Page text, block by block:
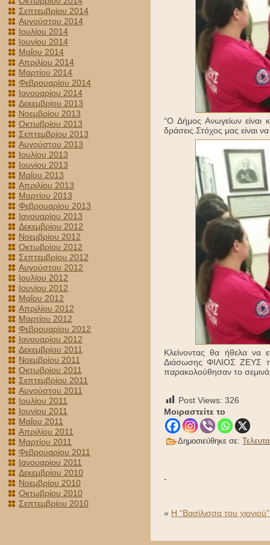
Σεπτεμβρίου 2014
Αυγούστου 2014
Ιουλίου 2014
Ιουνίου 2014
Μαΐου 2014
Απριλίου 2014
Μαρτίου 2014
Φεβρουαρίου 2014
Ιανουαρίου 2014
Δεκεμβρίου 2013
Νοεμβρίου 2013
Οκτωβρίου 2013
Σεπτεμβρίου 2013
Αυγούστου 2013
Ιουλίου 2013
Ιουνίου 2013
Μαΐου 2013
Απριλίου 2013
Μαρτίου 2013
Φεβρουαρίου 2013
Ιανουαρίου 2013
Δεκεμβρίου 2012
Νοεμβρίου 2012
Οκτωβρίου 2012
Σεπτεμβρίου 2012
Αυγούστου 2012
Ιουλίου 2012
Ιουνίου 2012
Μαΐου 2012
Απριλίου 2012
Μαρτίου 2012
Φεβρουαρίου 2012
Ιανουαρίου 2012
Δεκεμβρίου 2011
Νοεμβρίου 2011
Οκτωβρίου 2011
Σεπτεμβρίου 2011
Αυγούστου 2011
Ιουλίου 2011
Ιουνίου 2011
Μαΐου 2011
Απριλίου 2011
Μαρτίου 2011
Φεβρουαρίου 2011
Ιανουαρίου 2011
Δεκεμβρίου 2010
Νοεμβρίου 2010
Οκτωβρίου 2010
Σεπτεμβρίου 2010
“Ο Δήμος Ανωγείων είναι
δράσεις.Στόχος μας είναι
Κλείνοντας θα ήθελα να
Διάσωσης ΦΙΛΙΟΣ ΖΕΥΣ
παρακολούθησαν το
Post Views: 326
Μοιραστείτε το
Δημοσιεύθηκε σε:
-
« H “Βασίλισσα του